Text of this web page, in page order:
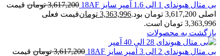
بی متال هیوندای 1 الی 1.6 آمپر سایز 18AF 3,617,200 تومان قیمت
اصلی 3,617,200 تومان بود.
3,363,996 تومانقیمت فعلی
3,363,996 تومان است.
بازگشت به محصولات
بی متال هیوندای 2 الی 3 آمپر سایز 18AF 3,617,200 تومان قیمت